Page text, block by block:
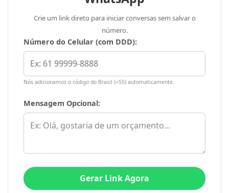
detalhada, que vá além do currículo. Inclua
sua paixão pela área, suas experiências de
vida relevantes, vídeos curtos
apresentando-se e, se possível,
depoimentos de pacientes. Isso humaniza o
atendimento e estabelece uma conexão
emocional que o algoritmo de busca nunca
nosso diferencial mais potente.
A Velocidade Lenta e a
Crie um link direto para iniciar conversas sem salvar o
número.
Número do Celular (com DDD):
Nós adicionamos o código do Brasil (+55) automaticamente.
Mensagem Opcional:
Gerar Link Agora